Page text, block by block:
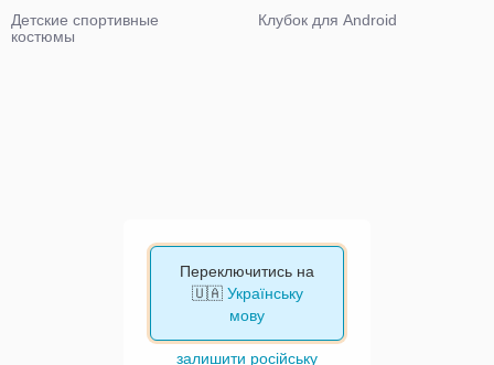
Детские спортивные
костюмы
Клубок для Android
Переключитись на
🇺🇦 Українську
мову
залишити російську